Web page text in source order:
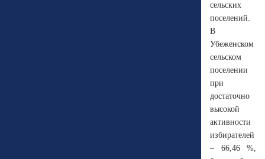
сельских
поселений.
В
Убеженском
сельском
поселении
при
достаточно
высокой
активности
избирателей
– 66,46 %,